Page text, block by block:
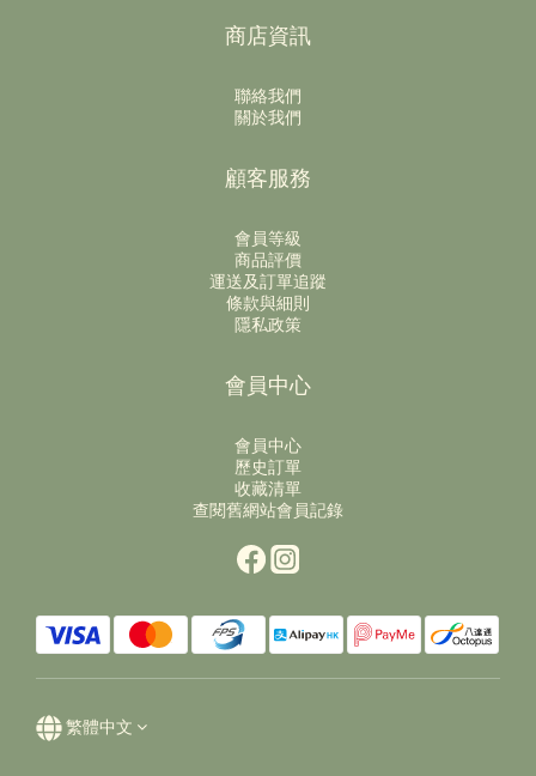
商店資訊
聯絡我們
關於我們
顧客服務
會員等級
商品評價
運送及訂單追蹤
條款與細則
隱私政策
會員中心
會員中心
歷史訂單
收藏清單
查閱舊網站會員記錄
繁體中文